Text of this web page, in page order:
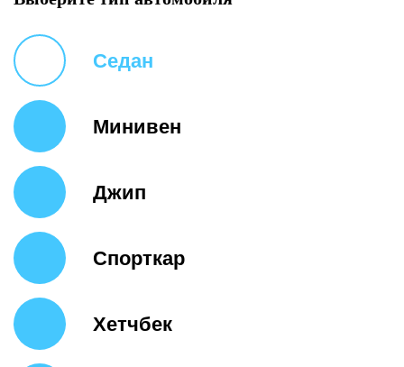
Седан
Минивен
Джип
Спорткар
Хетчбек